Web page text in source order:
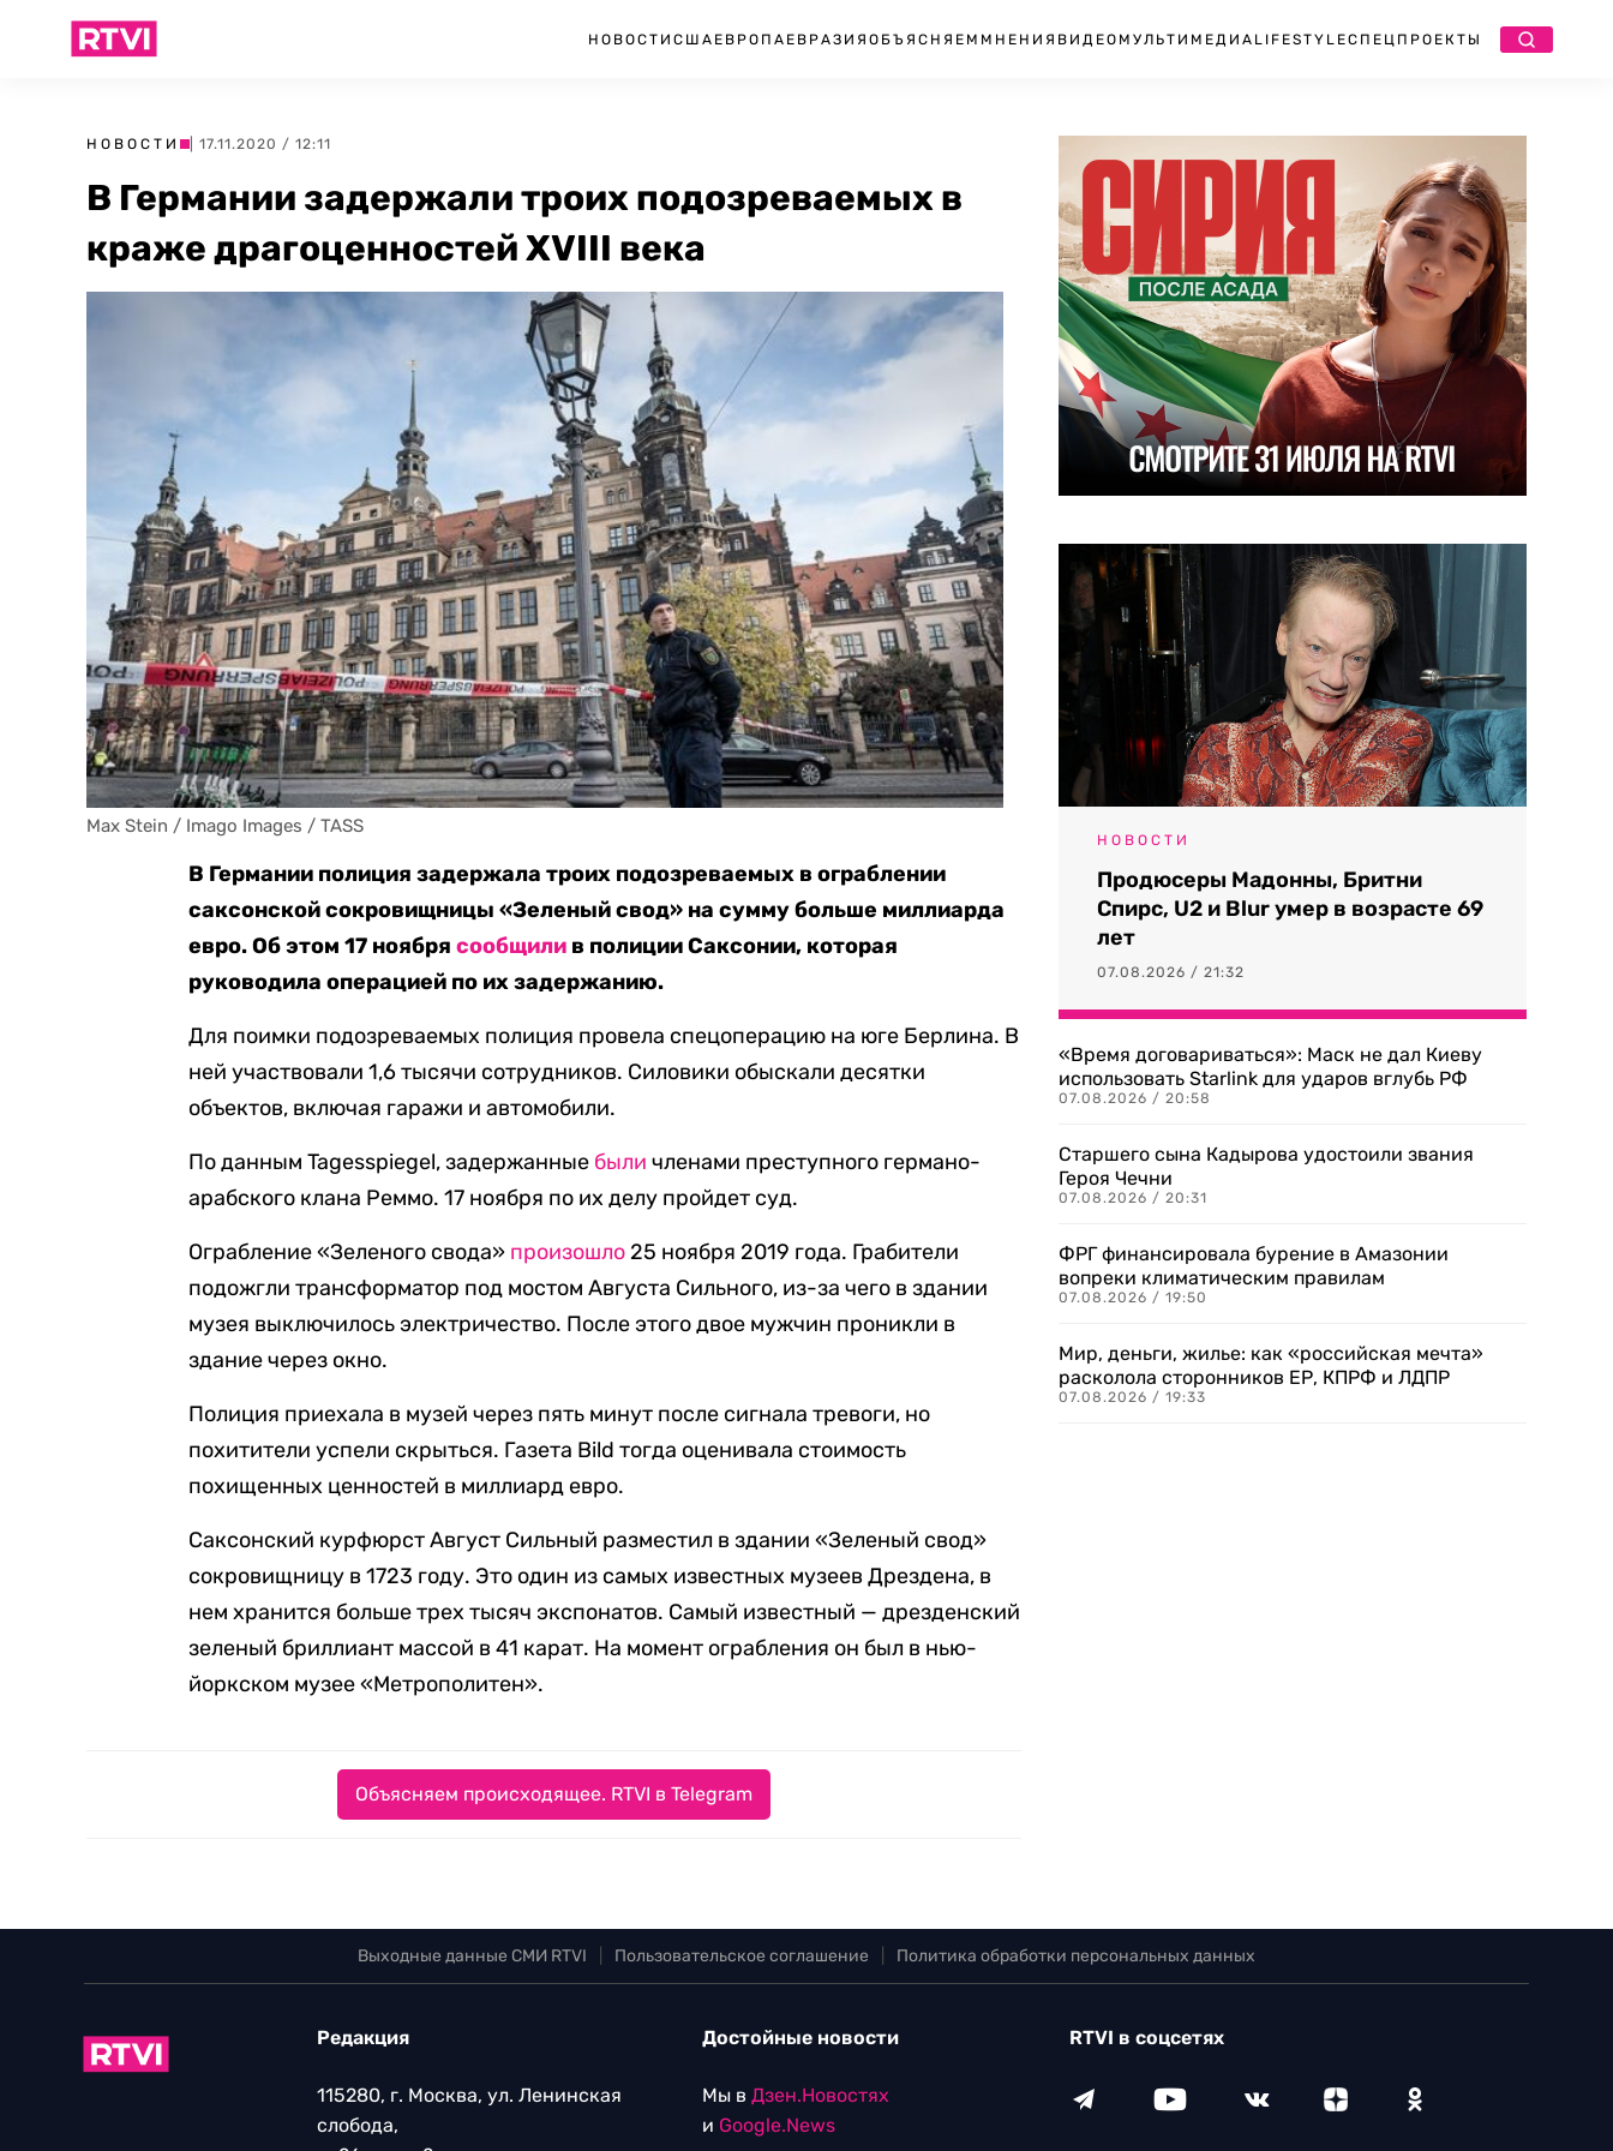
НОВОСТИ США ЕВРОПА ЕВРАЗИЯ ОБЪЯСНЯЕМ МНЕНИЯ ВИДЕО МУЛЬТИМЕДИА LIFESTYLEСПЕЦПРОЕКТЫ
НОВОСТИ | 17.11.2020 / 12:11
В Германии задержали троих подозреваемых в
краже драгоценностей XVIII века
Max Stein / Imago Images / TASS
В Германии полиция задержала троих подозреваемых в ограблении
саксонской сокровищницы «Зеленый свод» на сумму больше миллиарда
евро. Об этом 17 ноябрясообщили в полиции Саксонии, которая
руководила операцией по их задержанию.
Для поимки подозреваемых полиция провела спецоперацию на юге Берлина. В
ней участвовали 1,6 тысячи сотрудников. Силовики обыскали десятки
объектов, включая гаражи и автомобили.
По данным Tagesspiegel, задержанные были членами преступного германо-
арабского клана Реммо. 17 ноября по их делу пройдет суд.
Ограбление «Зеленого свода» произошло25 ноября 2019 года. Грабители
подожгли трансформатор под мостом Августа Сильного, из-за чего в здании
музея выключилось электричество. После этого двое мужчин проникли в
здание через окно.
Полиция приехала в музей через пять минут после сигнала тревоги, но
похитители успели скрыться. Газета Bild тогда оценивала стоимость
похищенных ценностей в миллиард евро.
Саксонский курфюрст Август Сильный разместил в здании «Зеленый свод»
сокровищницу в 1723 году. Это один из самых известных музеев Дрездена, в
нем хранится больше трех тысяч экспонатов. Самый известный — дрезденский
зеленый бриллиант массой в 41 карат. На момент ограбления он был в нью-
йоркском музее «Метрополитен».
Объясняем происходящее. RTVI в Telegram
НОВОСТИ
Продюсеры Мадонны, Бритни
Спирс, U2 и Blur умер в возрасте 69
лет
07.08.2026 / 21:32
«Время договариваться»: Маск не дал Киеву
использовать Starlink для ударов вглубь РФ
07.08.2026 / 20:58
Старшего сына Кадырова удостоили звания
Героя Чечни
07.08.2026 / 20:31
ФРГ финансировала бурение в Амазонии
вопреки климатическим правилам
07.08.2026 / 19:50
Мир, деньги, жилье: как «российская мечта»
расколола сторонников ЕР, КПРФ и ЛДПР
07.08.2026 / 19:33
Выходные данные СМИ RTVI Пользовательское соглашение Политика обработки персональных данных
Редакция
115280, г. Москва, ул. Ленинская
слобода,
Достойные новости
Мы в Дзен.Новостях
и Google.News
RTVI в соцсетях